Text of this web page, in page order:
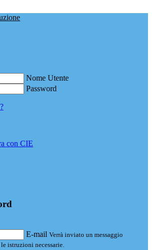
Nome Utente
Password
con CIE
E-mail Verrà inviato un messaggio
istruzioni necessarie.